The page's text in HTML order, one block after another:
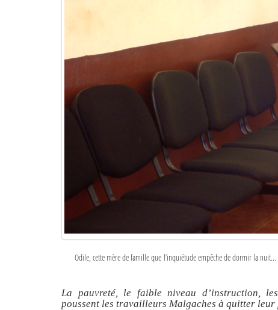
Odile, cette mère de famille que l’inquiétude empêche de dormir la nuit...
La pauvreté, le faible niveau d’instruction,
poussent les travailleurs Malgaches à quitter leur